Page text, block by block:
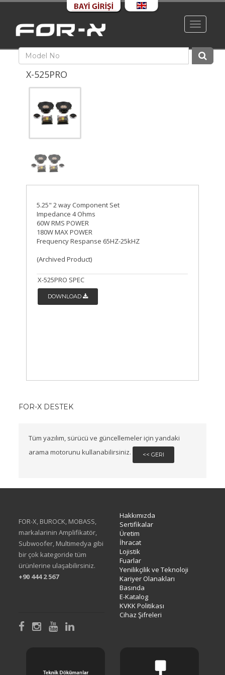
Toggle
X-525PRO
5.25" 2 way Component Set
Impedance 4 Ohms
60W RMS POWER
180W MAX POWER
Frequency Respanse 65HZ-25kHZ
(Archived Product)
X-525PRO SPEC
DOWNLOAD
FOR-X DESTEK
Tüm yazılım, sürücü ve güncellemeler için yandaki
arama motorunu kullanabilirsiniz.
<< GERI
FOR-X, BUROCK, MOBASS,
markalarinin Amplifikatör,
Subwoofer, Multimedya gibi
bir çok kategoride tüm
ürünlerine ulaşabilirsiniz.
+90 444 2 567
Hakkımızda
Sertifikalar
Üretim
İhracat
Lojistik
Fuarlar
Yenilikçilik ve Teknoloji
Kariyer Olanakları
Basında
E-Katalog
KVKK Politikası
Cihaz Şifreleri